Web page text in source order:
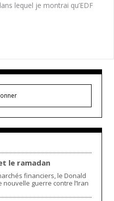
lequel je montrai qu’EDF
le ramadan
financiers, le Donald
guerre contre l’Iran